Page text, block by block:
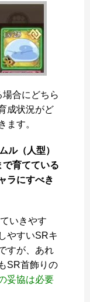
合にどちら
成状況がど
ます。
ル（人型）
育てている
ラにすべき
いきやす
やすいSRキ
すが、あれ
SR首飾りの
妥協は必要